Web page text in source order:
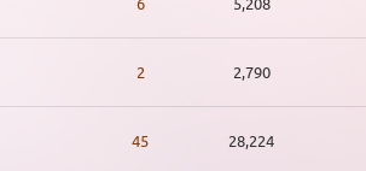
2 2,790
45 28,224